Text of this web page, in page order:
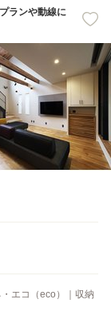
ランや動線に
エコ（eco）｜収納